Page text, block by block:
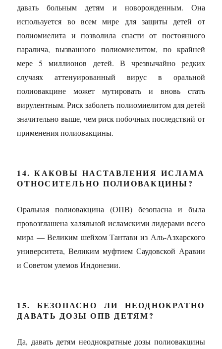
давать больным детям и новорожденным. Она
используется во всем мире для защиты детей от
полиомиелита и позволила спасти от постоянного
паралича, вызванного полиомиелитом, по крайней
мере 5 миллионов детей. В чрезвычайно редких
случаях аттенуированный вирус в оральной
полиовакцине может мутировать и вновь стать
вирулентным. Риск заболеть полиомиелитом для детей
значительно выше, чем риск побочных последствий от
применения полиовакцины.
14. КАКОВЫ НАСТАВЛЕНИЯ ИСЛАМА
ОТНОСИТЕЛЬНО ПОЛИОВАКЦИНЫ?
Оральная полиовакцина (ОПВ) безопасна и была
провозглашена халяльной исламскими лидерами всего
мира — Великим шейхом Тантави из Аль-Азхарского
университета, Великим муфтием Саудовской Аравии
и Советом улемов Индонезии.
15. БЕЗОПАСНО ЛИ НЕОДНОКРАТНО
ДАВАТЬ ДОЗЫ ОПВ ДЕТЯМ?
Да, давать детям неоднократные дозы полиовакцины